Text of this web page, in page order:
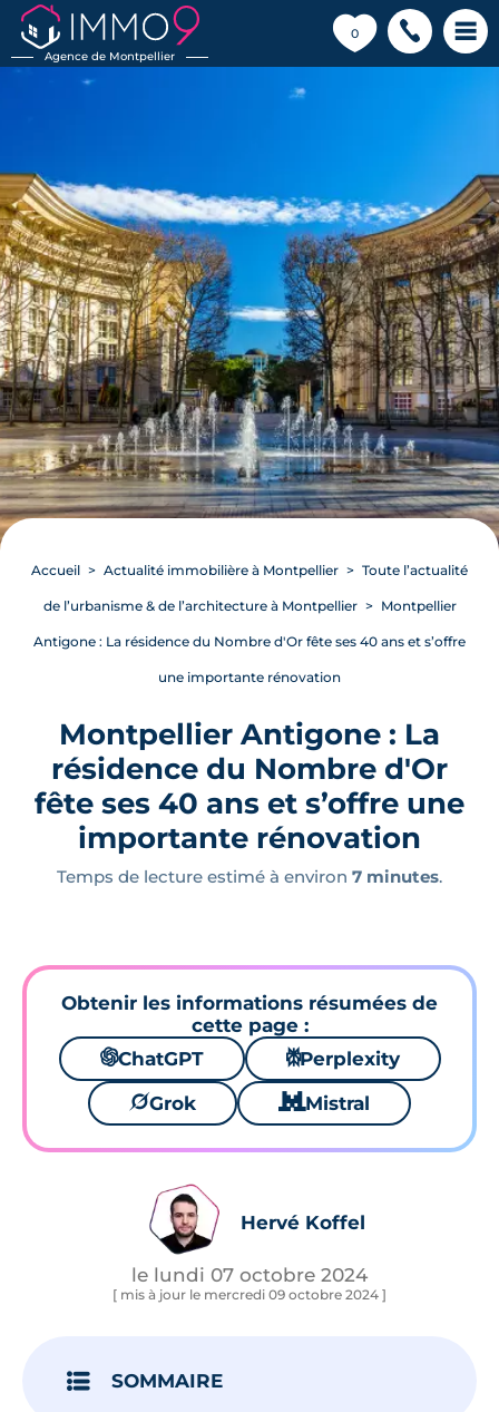
Agence de Montpellier
0
💗
Accueil Actualité immobilière à Montpellier Toute l’actualité
de l’urbanisme & de l’architecture à Montpellier Montpellier
Antigone : La résidence du Nombre d'Or fête ses 40 ans et s’offre
une importante rénovation
Montpellier Antigone : La
résidence du Nombre d'Or
fête ses 40 ans et s’offre une
importante rénovation
Temps de lecture estimé à environ 7 minutes.
Obtenir les informations résumées de
cette page :
🌌ChatGPT ⚙Perplexity
🪐Grok 🐱 Mistral
Hervé Koffel
le lundi 07 octobre 2024
[ mis à jour le mercredi 09 octobre 2024 ]
SOMMAIRE